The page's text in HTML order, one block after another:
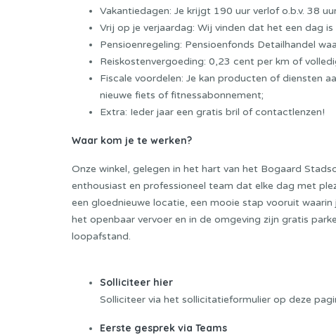
Vakantiedagen: Je krijgt 190 uur verlof o.b.v. 38
Vrij op je verjaardag: Wij vinden dat het een dag is
Pensioenregeling: Pensioenfonds Detailhandel
Reiskostenvergoeding: 0,23 cent per km of
Fiscale voordelen: Je kan producten of diensten
nieuwe fiets of fitnessabonnement;
Extra: Ieder jaar een gratis bril of contactlenzen!
Waar kom je te werken?
Onze winkel, gelegen in het hart van het Bogaard
enthousiast en professioneel team dat elke dag met
een gloednieuwe locatie, een mooie stap vooruit
het openbaar vervoer en in de omgeving zijn gratis
loopafstand.
Solliciteer hier
Solliciteer via het sollicitatieformulier op deze
Eerste gesprek via Teams